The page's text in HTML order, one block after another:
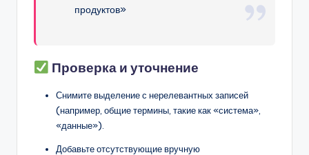
продуктов»
Проверка и уточнение
Снимите выделение с нерелевантных записей
(например, общие термины, такие как «система»,
«данные»).
Добавьте отсутствующие вручную